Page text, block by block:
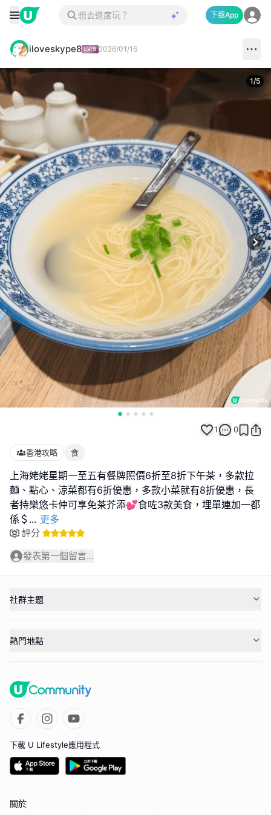
下載App
iloveskype8 2026/01/16
1/5
1 0
香港攻略 食
上海姥姥星期一至五有餐牌照價6折至8折下午茶，多款拉
麵、點心、涼菜都有6折優惠，多款小菜就有8折優惠，長
者持樂悠卡仲可享免茶芥添💕食咗3款美食，埋單連加一都
係＄ ... 更多
評分
發表第一個留言...
社群主題
熱門地點
下載 U Lifestyle應用程式
關於